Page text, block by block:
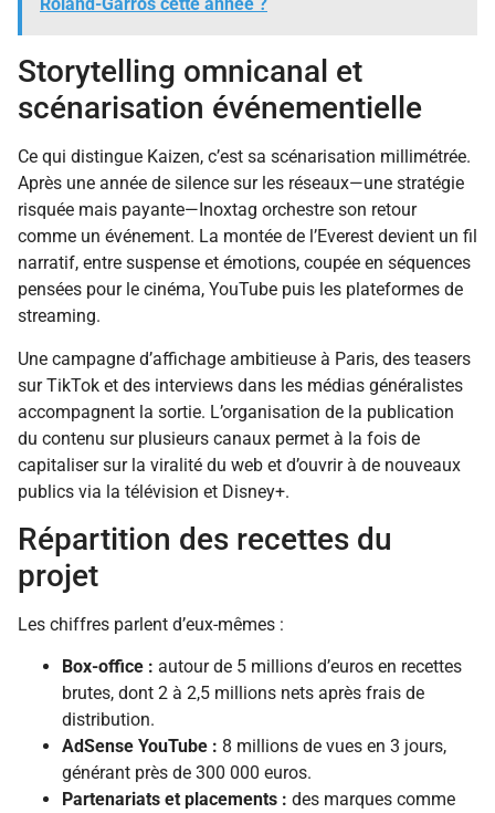
Storytelling omnicanal et
scénarisation événementielle
Ce qui distingue Kaizen, c’est sa scénarisation millimétrée.
Après une année de silence sur les réseaux—une stratégie
risquée mais payante—Inoxtag orchestre son retour
comme un événement. La montée de l’Everest devient un fil
narratif, entre suspense et émotions, coupée en séquences
pensées pour le cinéma, YouTube puis les plateformes de
streaming.
Une campagne d’affichage ambitieuse à Paris, des teasers
sur TikTok et des interviews dans les médias généralistes
accompagnent la sortie. L’organisation de la publication
du contenu sur plusieurs canaux permet à la fois de
capitaliser sur la viralité du web et d’ouvrir à de nouveaux
publics via la télévision et Disney+.
Répartition des recettes du
projet
Les chiffres parlent d’eux-mêmes :
Box-office : autour de 5 millions d’euros en recettes
brutes, dont 2 à 2,5 millions nets après frais de
distribution.
AdSense YouTube : 8 millions de vues en 3 jours,
générant près de 300 000 euros.
Partenariats et placements : des marques comme